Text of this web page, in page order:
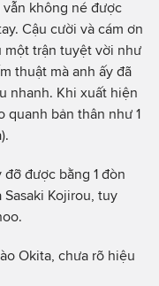
không né được
Cậu cười và cám ơn
một trận tuyệt vời như
thuật mà anh ấy đã
nhanh. Khi xuất hiện
quanh bản thân như 1
được bằng 1 đòn
Kojirou, tuy
Okita, chưa rõ hiệu